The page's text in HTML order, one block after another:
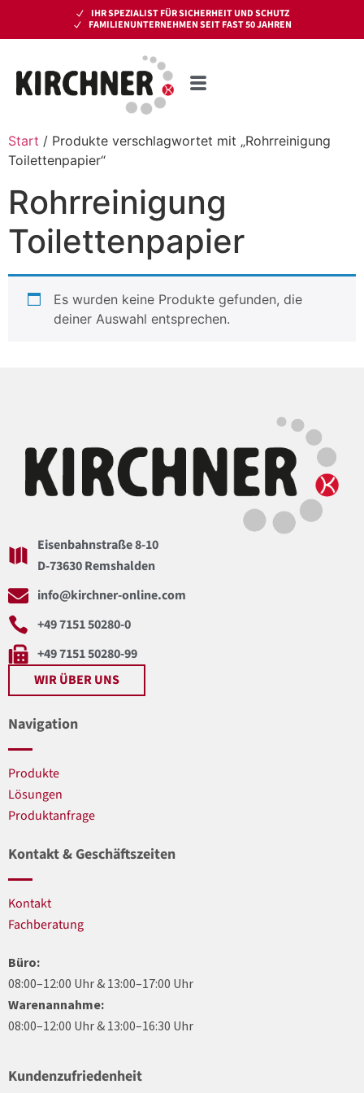
IHR SPEZIALIST FÜR SICHERHEIT UND SCHUTZ
FAMILIENUNTERNEHMEN SEIT FAST 50 JAHREN
Start / Produkte verschlagwortet mit „Rohrreinigung
Toilettenpapier“
Rohrreinigung
Toilettenpapier
Es wurden keine Produkte gefunden, die
deiner Auswahl entsprechen.
Eisenbahnstraße 8-10
D-73630 Remshalden
info@kirchner-online.com
+49 7151 50280-0
+49 7151 50280-99
WIR ÜBER UNS
Navigation
Produkte
Lösungen
Produktanfrage
Kontakt & Geschäftszeiten
Kontakt
Fachberatung
Büro:
08:00–12:00 Uhr & 13:00–17:00 Uhr
Warenannahme:
08:00–12:00 Uhr & 13:00–16:30 Uhr
Kundenzufriedenheit